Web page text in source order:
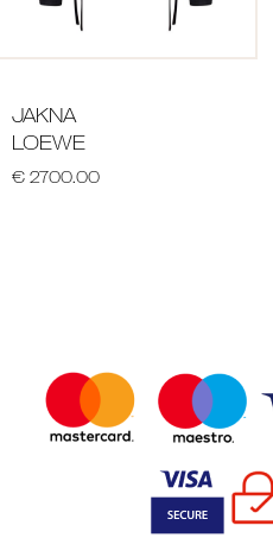
JAKNA
LOEWE
€ 2700.00